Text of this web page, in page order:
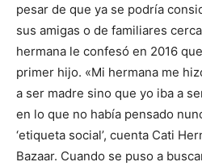
pesar de que ya se podría
sus amigas o de familiares
hermana le confesó en 2016
primer hijo. «Mi hermana me
a ser madre sino que yo iba a
en lo que no había pensado
‘etiqueta social’, cuenta Cati
Bazaar. Cuando se puso a